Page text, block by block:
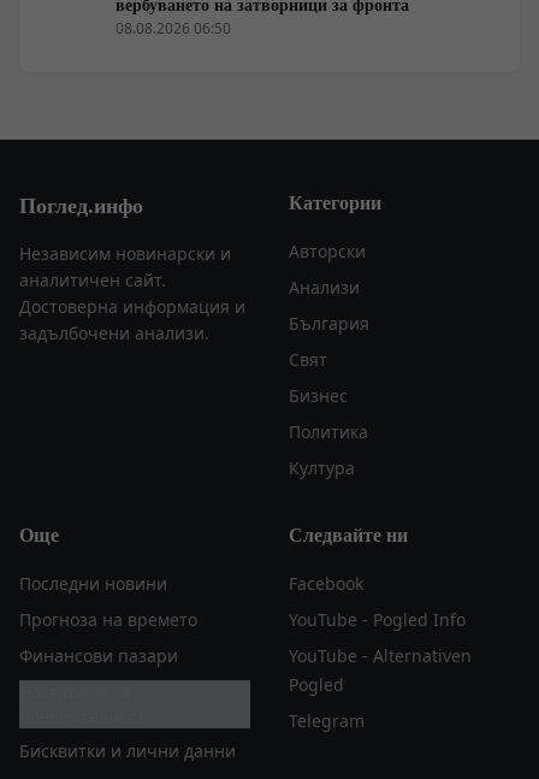
08.08.2026 06:50
Поглед.инфо
Независим новинарски и
аналитичен сайт.
Достоверна информация и
задълбочени анализи.
Категории
Авторски
Анализи
България
Свят
Бизнес
Политика
Култура
Още
Последни новини
Прогноза на времето
Финансови пазари
Бисквитки и лични данни
Следвайте ни
Facebook
YouTube - Pogled Info
YouTube - Alternativen
Pogled
Telegram